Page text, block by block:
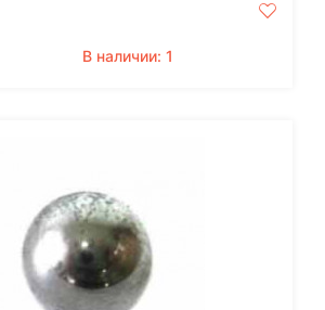
В наличии: 1